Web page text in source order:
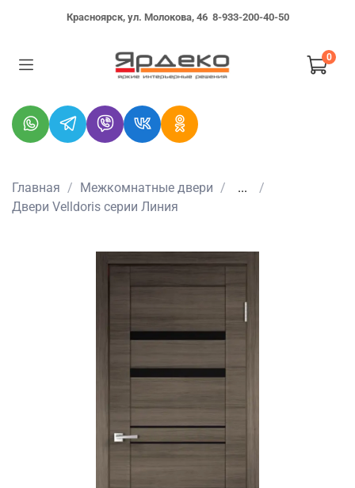
Красноярск, ул. Молокова, 46 8-933-200-40-50
0
Главная Межкомнатные двери
...
Двери Velldoris серии Линия